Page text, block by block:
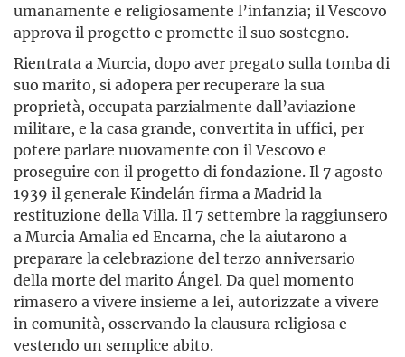
umanamente e religiosamente l’infanzia; il Vescovo
approva il progetto e promette il suo sostegno.
Rientrata a Murcia, dopo aver pregato sulla tomba di
suo marito, si adopera per recuperare la sua
proprietà, occupata parzialmente dall’aviazione
militare, e la casa grande, convertita in uffici, per
potere parlare nuovamente con il Vescovo e
proseguire con il progetto di fondazione. Il 7 agosto
1939 il generale Kindelán firma a Madrid la
restituzione della Villa. Il 7 settembre la raggiunsero
a Murcia Amalia ed Encarna, che la aiutarono a
preparare la celebrazione del terzo anniversario
della morte del marito Ángel. Da quel momento
rimasero a vivere insieme a lei, autorizzate a vivere
in comunità, osservando la clausura religiosa e
vestendo un semplice abito.